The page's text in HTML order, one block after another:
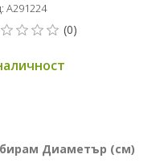
A291224
Диаметър (см)